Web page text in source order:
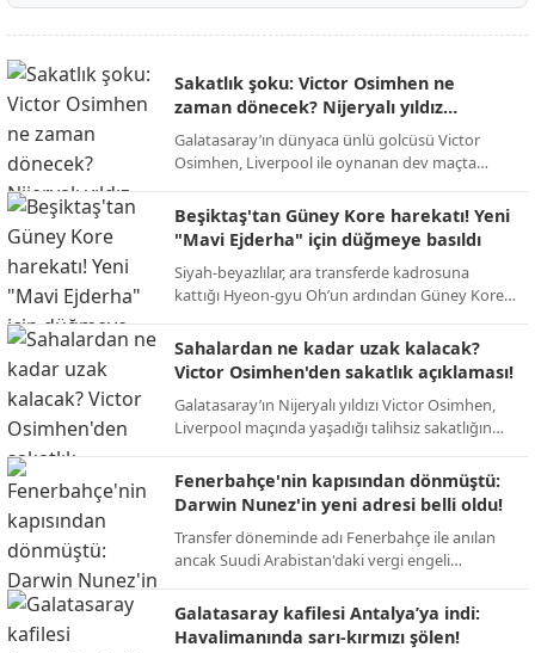
Sakatlık şoku: Victor Osimhen ne
zaman dönecek? Nijeryalı yıldız
sessizliğini bozdu!
Galatasaray’ın dünyaca ünlü golcüsü Victor
Osimhen, Liverpool ile oynanan dev maçta
konuştu. Yıldız oyuncu, sahalardan uzak
kalacağı süreyi bizzat açıkladı.
Beşiktaş'tan Güney Kore harekatı! Yeni
"Mavi Ejderha" için düğmeye basıldı
Siyah-beyazlılar, ara transferde kadrosuna
kattığı Hyeon-gyu Oh’un ardından Güney Kore
Ada’da fırtınalar estiren Jun-ho Bae.
Sahalardan ne kadar uzak kalacak?
Victor Osimhen'den sakatlık açıklaması!
Galatasaray’ın Nijeryalı yıldızı Victor Osimhen,
Liverpool maçında yaşadığı talihsiz sakatlığın
tarihi bizzat duyurdu.
Fenerbahçe'nin kapısından dönmüştü:
Darwin Nunez'in yeni adresi belli oldu!
Transfer döneminde adı Fenerbahçe ile anılan
ancak Suudi Arabistan'daki vergi engeli
takas operasyonuyla Premier Lig'e geri dönüyor.
Galatasaray kafilesi Antalya’ya indi:
Havalimanında sarı-kırmızı şölen!